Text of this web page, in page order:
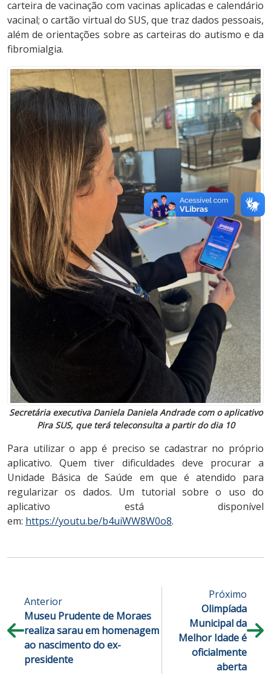
carteira de vacinação com vacinas aplicadas e calendário
vacinal; o cartão virtual do SUS, que traz dados pessoais,
além de orientações sobre as carteiras do autismo e da
fibromialgia.
Secretária executiva Daniela Daniela Andrade com o aplicativo
Pira SUS, que terá teleconsulta a partir do dia 10
Para utilizar o app é preciso se cadastrar no próprio
aplicativo. Quem tiver dificuldades deve procurar a
Unidade Básica de Saúde em que é atendido para
regularizar os dados. Um tutorial sobre o uso do
aplicativo está disponível
em: https://youtu.be/b4uiWW8W0o8.
Anterior
Museu Prudente de Moraes
realiza sarau em homenagem
ao nascimento do ex-
presidente
Próximo
Olimpíada
Municipal da
Melhor Idade é
oficialmente
aberta